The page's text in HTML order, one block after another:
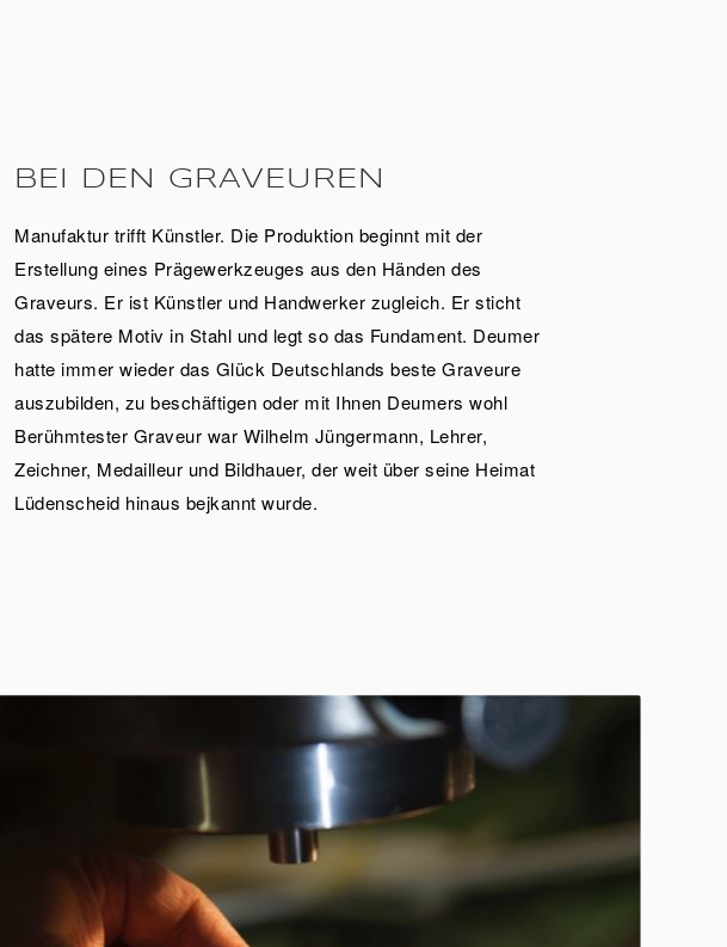
BEI DEN GRAVEUREN
Manufaktur trifft Künstler. Die Produktion beginnt mit der
Erstellung eines Prägewerkzeuges aus den Händen des
Graveurs. Er ist Künstler und Handwerker zugleich. Er sticht
das spätere Motiv in Stahl und legt so das Fundament. Deumer
hatte immer wieder das Glück Deutschlands beste Graveure
auszubilden, zu beschäftigen oder mit Ihnen Deumers wohl
Berühmtester Graveur war Wilhelm Jüngermann, Lehrer,
Zeichner, Medailleur und Bildhauer, der weit über seine Heimat
Lüdenscheid hinaus bejkannt wurde.